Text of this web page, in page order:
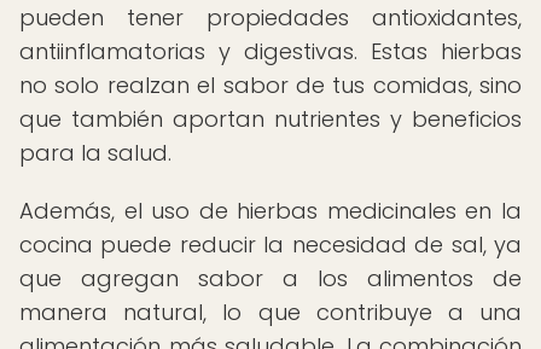
pueden tener propiedades antioxidantes,
antiinflamatorias y digestivas. Estas hierbas
no solo realzan el sabor de tus comidas, sino
que también aportan nutrientes y beneficios
para la salud.
Además, el uso de hierbas medicinales en la
cocina puede reducir la necesidad de sal, ya
que agregan sabor a los alimentos de
manera natural, lo que contribuye a una